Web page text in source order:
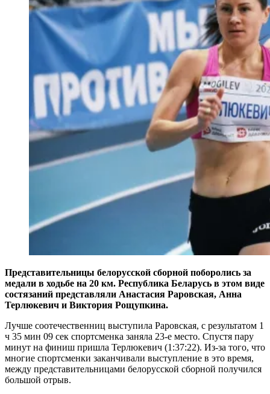
Представительницы белорусской сборной поборолись за
медали в ходьбе на 20 км. Республика Беларусь в этом виде
состязаний представляли Анастасия Раровская, Анна
Терлюкевич и Виктория Рощупкина.
Лучше соотечественниц выступила Раровская, с результатом 1
ч 35 мин 09 сек спортсменка заняла 23-е место. Спустя пару
минут на финиш пришла Терлюкевич (1:37:22). Из-за того, что
многие спортсменки заканчивали выступление в это время,
между представительницами белорусской сборной получился
большой отрыв.